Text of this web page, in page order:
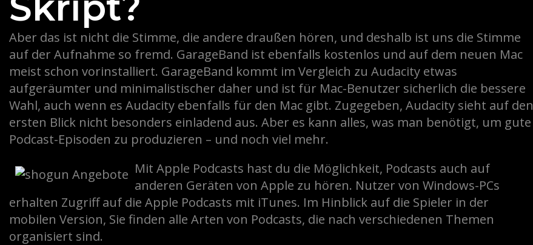
Aber das ist nicht die Stimme, die andere draußen hören, und deshalb ist uns die Stimme
auf der Aufnahme so fremd. GarageBand ist ebenfalls kostenlos und auf dem neuen Mac
meist schon vorinstalliert. GarageBand kommt im Vergleich zu Audacity etwas
aufgeräumter und minimalistischer daher und ist für Mac-Benutzer sicherlich die bessere
Wahl, auch wenn es Audacity ebenfalls für den Mac gibt. Zugegeben, Audacity sieht auf den
ersten Blick nicht besonders einladend aus. Aber es kann alles, was man benötigt, um gute
Podcast-Episoden zu produzieren – und noch viel mehr.
Mit Apple Podcasts hast du die Möglichkeit, Podcasts auch auf
anderen Geräten von Apple zu hören. Nutzer von Windows-PCs
erhalten Zugriff auf die Apple Podcasts mit iTunes. Im Hinblick auf die Spieler in der
mobilen Version, Sie finden alle Arten von Podcasts, die nach verschiedenen Themen
organisiert sind.